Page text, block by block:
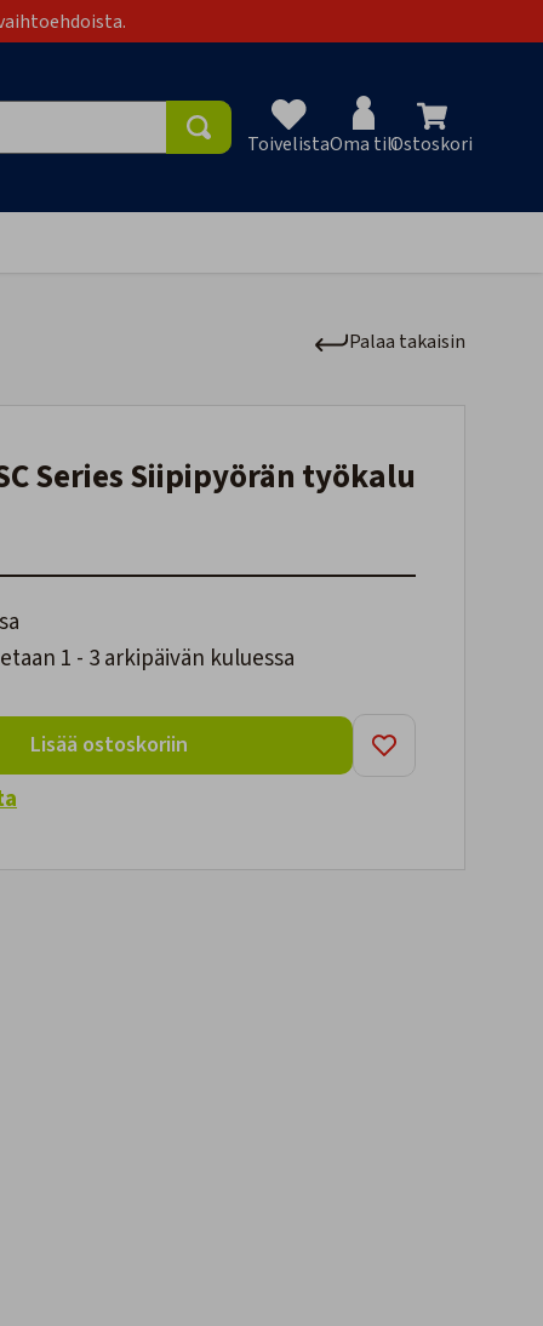
ToivelistaOma tiliOstoskori
Palaa takaisin
SC Series Siipipyörän työkalu
1 - 3 arkipäivän kuluessa
Lisää ostoskoriin